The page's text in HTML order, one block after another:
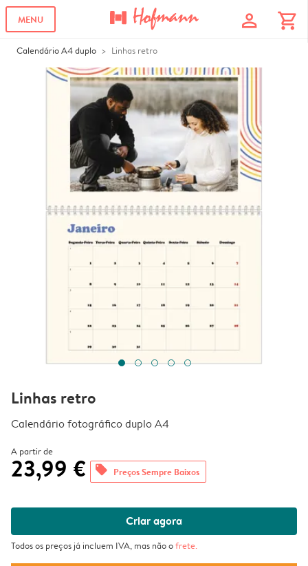
MENU profile shopping_cart
Calendário A4 duplo Linhas retro
Linhas retro
Calendário fotográfico duplo A4
A partir de
23,99 € offers Preços Sempre Baixos
Criar agora
Todos os preços já incluem IVA, mas não ofrete.